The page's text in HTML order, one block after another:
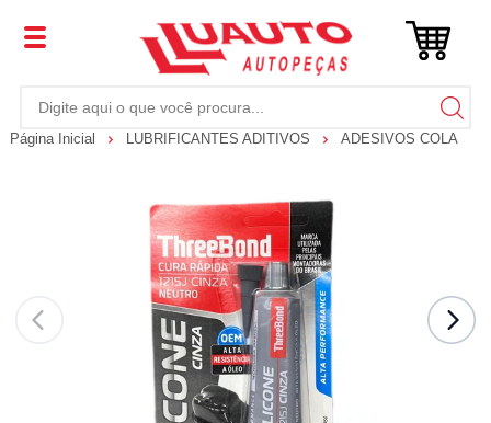
Página Inicial LUBRIFICANTES ADITIVOS ADESIVOS COLA